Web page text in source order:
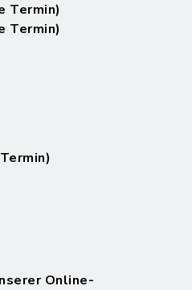
Termin)
Termin)
Online-